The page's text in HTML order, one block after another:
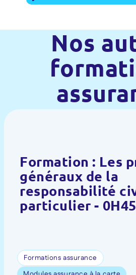
Nos
Formation : Les
généraux de la
responsabilité
particulier -
Formations assurance